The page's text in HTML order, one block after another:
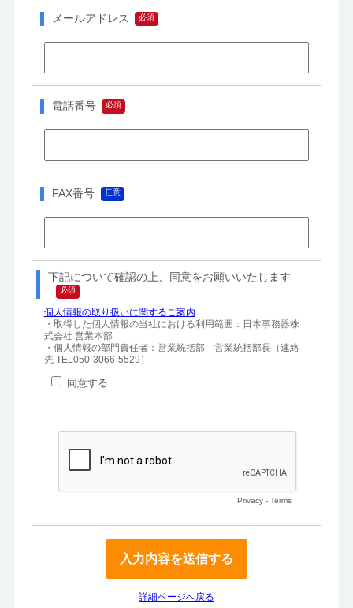
メールアドレス
電話番号
FAX番号
下記について確認の上、同意をお願いいたします
個人情報の取り扱いに関するご案内
・取得した個人情報の当社における利用範囲：日本事務器株
式会社 営業本部
・個人情報の部門責任者：営業統括部　営業統括部長（連絡
先 TEL050-3066-5529）
同意する
Privacy- Terms
詳細ページへ戻る